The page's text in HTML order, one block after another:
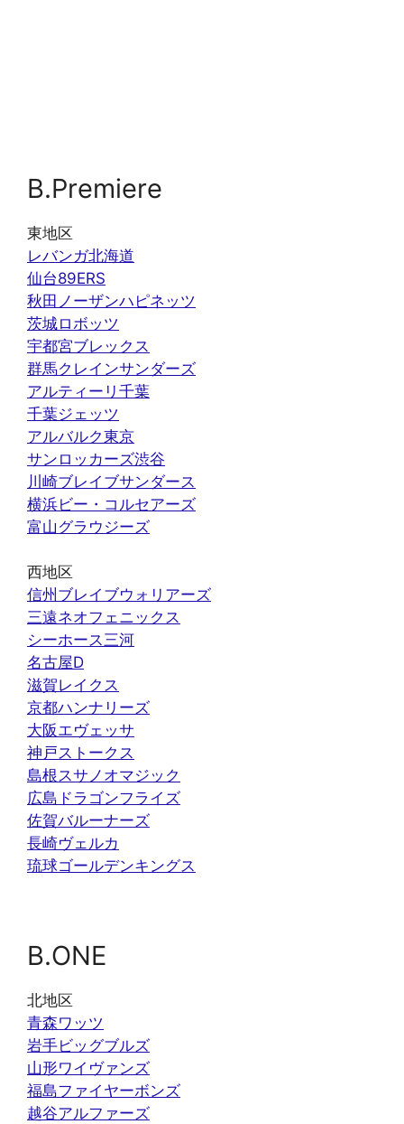
B.Premiere
東地区
レバンガ北海道
仙台89ERS
秋田ノーザンハピネッツ
茨城ロボッツ
宇都宮ブレックス
群馬クレインサンダーズ
アルティーリ千葉
千葉ジェッツ
アルバルク東京
サンロッカーズ渋谷
川崎ブレイブサンダース
横浜ビー・コルセアーズ
富山グラウジーズ
西地区
信州ブレイブウォリアーズ
三遠ネオフェニックス
シーホース三河
名古屋D
滋賀レイクス
京都ハンナリーズ
大阪エヴェッサ
神戸ストークス
島根スサノオマジック
広島ドラゴンフライズ
佐賀バルーナーズ
長崎ヴェルカ
琉球ゴールデンキングス
B.ONE
北地区
青森ワッツ
岩手ビッグブルズ
山形ワイヴァンズ
福島ファイヤーボンズ
越谷アルファーズ